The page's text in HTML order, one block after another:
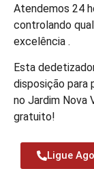
Atendemos 24
controlando
excelência .
Esta
disposição para
no Jardim Nova
gratuito!
Ligue